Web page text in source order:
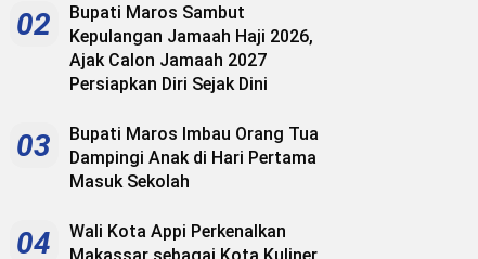
02
Bupati Maros Sambut
Kepulangan Jamaah Haji 2026,
Ajak Calon Jamaah 2027
Persiapkan Diri Sejak Dini
03
Bupati Maros Imbau Orang Tua
Dampingi Anak di Hari Pertama
Masuk Sekolah
04
Wali Kota Appi Perkenalkan
Makassar sebagai Kota Kuliner,